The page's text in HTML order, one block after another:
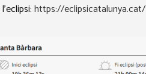
https://eclipsicatalunya.cat/